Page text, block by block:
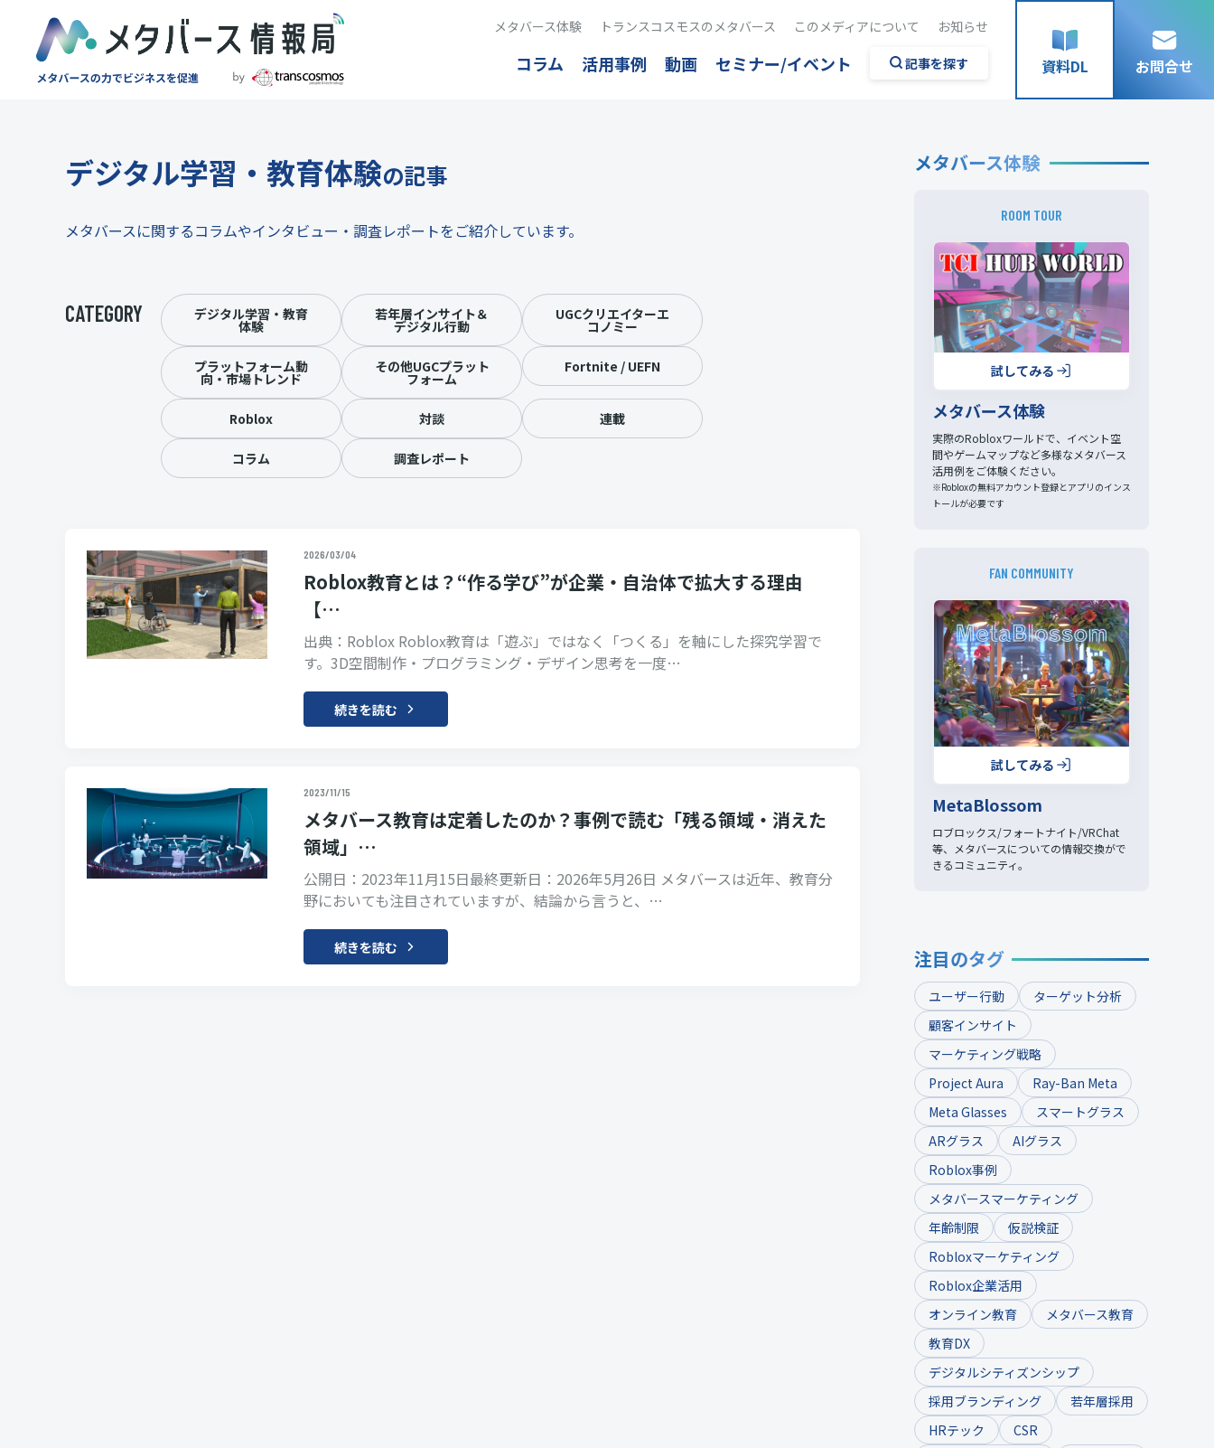
メタバース体験 トランスコスモスのメタバース このメディアについて お知らせ
コラム 活用事例 動画 セミナー/イベント 記事を探す 資料DL お問合せ
デジタル学習・教育体験の記事
メタバースに関するコラムやインタビュー・調査レポートをご紹介しています。
CATEGORY デジタル学習・教育
体験
若年層インサイト＆
デジタル行動
UGCクリエイターエ
コノミー
プラットフォーム動
向・市場トレンド
その他UGCプラット
フォーム
Fortnite / UEFN
Roblox 対談 連載
コラム 調査レポート
2026/03/04
Roblox教育とは？“作る学び”が企業・自治体で拡大する理由
【…
出典：Roblox Roblox教育は「遊ぶ」ではなく「つくる」を軸にした探究学習で
す。3D空間制作・プログラミング・デザイン思考を一度…
続きを読む
2023/11/15
メタバース教育は定着したのか？事例で読む「残る領域・消えた
領域」…
公開日：2023年11月15日最終更新日：2026年5月26日 メタバースは近年、教育分
野においても注目されていますが、結論から言うと、…
続きを読む
メタバース体験
ROOM TOUR
試してみる
メタバース体験
実際のRobloxワールドで、イベント空
間やゲームマップなど多様なメタバース
活用例をご体験ください。
※Robloxの無料アカウント登録とアプリのインス
トールが必要です
FAN COMMUNITY
試してみる
MetaBlossom
ロブロックス/フォートナイト/VRChat
等、
メタバースについての情報交換がで
きるコミュニティ。
注目のタグ
ユーザー行動
ターゲット分析
顧客インサイト
マーケティング戦略
Project Aura
Ray-Ban Meta
Meta Glasses
スマートグラス
ARグラス
AIグラス
Roblox事例
メタバースマーケティング
年齢制限
仮説検証
Robloxマーケティング
Roblox企業活用
オンライン教育
メタバース教育
教育DX
デジタルシティズンシップ
採用ブランディング
若年層採用
HRテック
CSR